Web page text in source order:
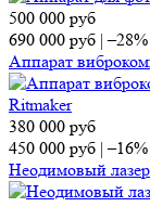
500 000 руб
690 000 руб |–28%
Аппарат
380 000 руб
450 000 руб |–16%
Неодимовый